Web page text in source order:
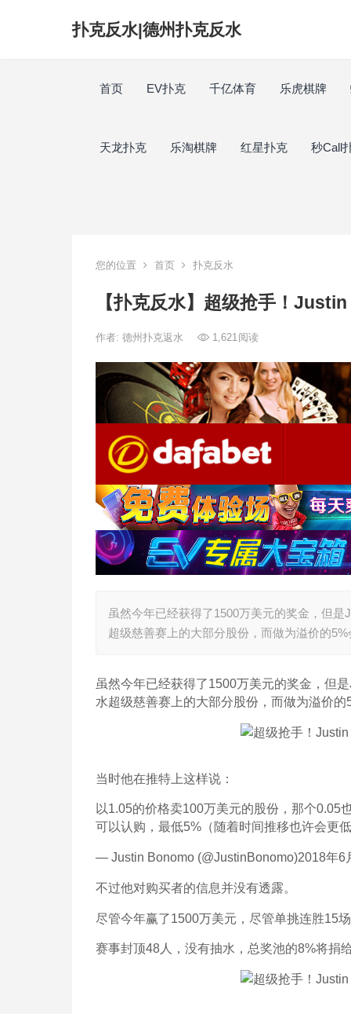
扑克反水|德州扑克反水
首页 EV扑克 千亿体育 乐虎棋牌
天龙扑克 乐淘棋牌 红星扑克 秒Call
您的位置 首页 扑克反水
【扑克反水】超级抢手！
作者: 德州扑克返水 1,621阅读
虽然今年已经获得了1500万美元的奖金，但
超级慈善赛上的大部分股份，而做为溢价的
虽然今年已经获得了1500万美元的奖金，但
水超级慈善赛上的大部分股份，而做为溢价
当时他在推特上这样说：
以1.05的价格卖100万美元的股份，那个0.05
可以认购，最低5%（随着时间推移也许会更
— Justin Bonomo (@JustinBonomo)2018年6
不过他对购买者的信息并没有透露。
尽管今年赢了1500万美元，尽管单挑连胜15
赛事封顶48人，没有抽水，总奖池的8%将捐